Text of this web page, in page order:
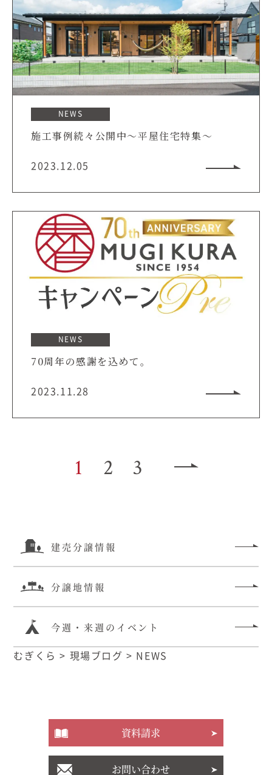
NEWS
施工事例続々公開中～平屋住宅特集～
2023.12.05
NEWS
70周年の感謝を込めて。
2023.11.28
1 2 3
建売分譲情報
分譲地情報
今週・来週のイベント
むぎくら > 現場ブログ > NEWS
資料請求
お問い合わせ